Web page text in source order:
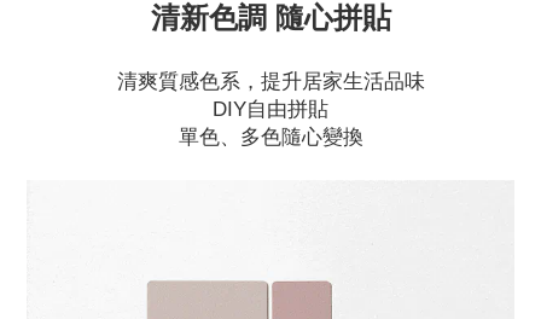
清新色調 隨心拼貼
清爽質感色系，提升居家生活品味
DIY自由拼貼
單色、多色隨心變換